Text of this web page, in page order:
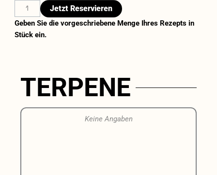
THC
Kapseln
10
mg
Stück
Menge
Jetzt Reservieren
Geben Sie die vorgeschriebene Menge Ihres Rezepts in
Stück ein.
TERPENE
Keine Angaben